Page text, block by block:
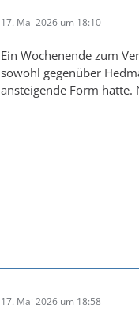
17. Mai 2026 um 18:10
Ein Wochenende zum
sowohl gegenüber
ansteigende Form hatte.
17. Mai 2026 um 18:58